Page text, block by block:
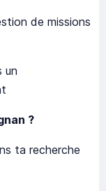
de missions
un
?
ta recherche